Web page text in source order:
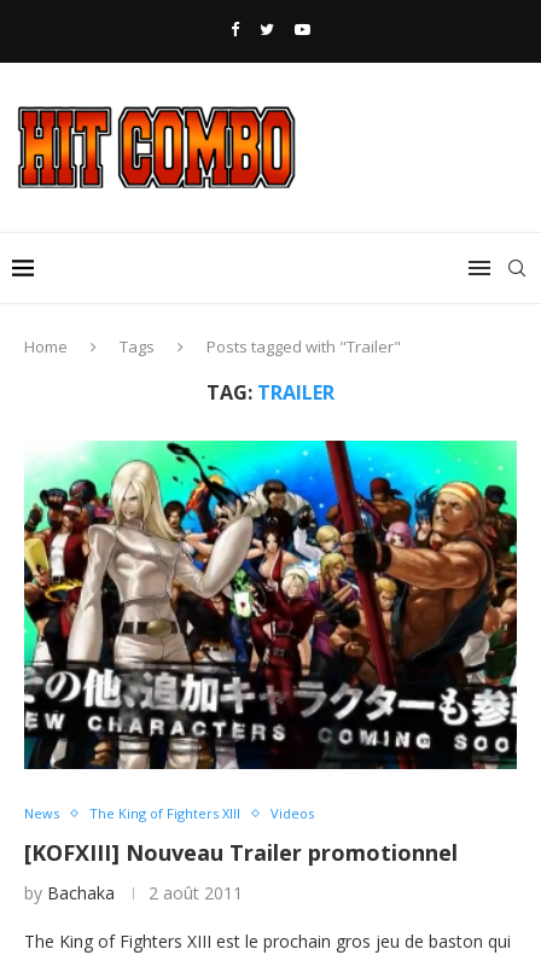
Home Tags Posts tagged with "Trailer"
TAG: TRAILER
News The King of Fighters XIII Videos
[KOFXIII] Nouveau Trailer promotionnel
by Bachaka 2 août 2011
The King of Fighters XIII est le prochain gros jeu de baston qui